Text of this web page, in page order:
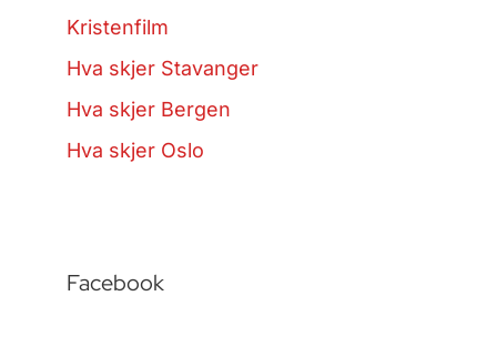
Kristenfilm
Hva skjer Stavanger
Hva skjer Bergen
Hva skjer Oslo
Facebook